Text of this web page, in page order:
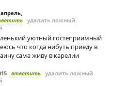
апрель,
удалить ложный
уютный гостеприимный
что когда нибуть приеду в
сама живу в карелии
ответить удалить ложный